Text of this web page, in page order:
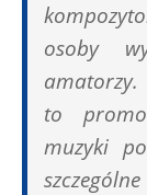
osoby
amatorzy.
to
muzyki